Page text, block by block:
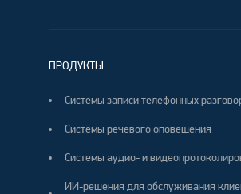
ПРОДУКТЫ
Системы записи телефонных
Системы речевого оповещения
Системы аудио- и
ИИ-решения для обслуживания